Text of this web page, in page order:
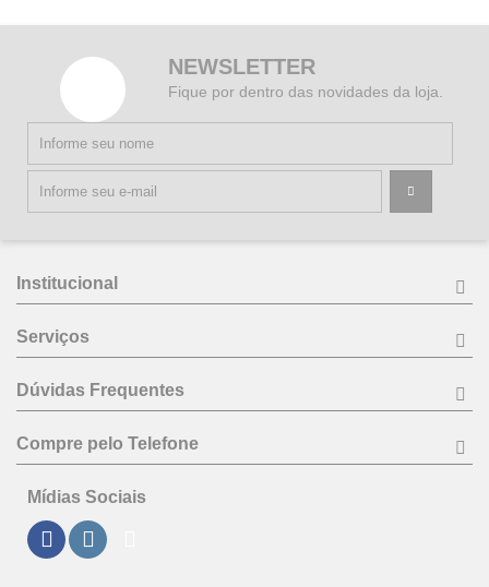
NEWSLETTER
Fique por dentro das novidades da loja.
Institucional
Serviços
Dúvidas Frequentes
Compre pelo Telefone
Mídias Sociais